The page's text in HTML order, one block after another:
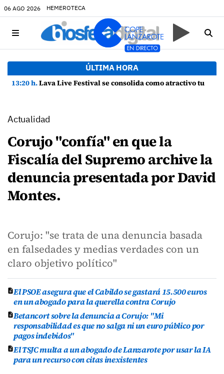
06 AGO 2026 HEMEROTECA
ÚLTIMA HORA
13:20 h.Lava Live Festival se consolida como atractivo turístico y agente dinamizador de la economía de Lanzarote
Actualidad
Corujo "confía" en que la
Fiscalía del Supremo archive la
denuncia presentada por David
Montes.
Corujo: "se trata de una denuncia basada
en falsedades y medias verdades con un
claro objetivo político"
El PSOE asegura que el Cabildo se gastará 15.500 euros
en un abogado para la querella contra Corujo
Betancort sobre la denuncia a Corujo: "Mi
responsabilidad es que no salga ni un euro público por
pagos indebidos"
El TSJC multa a un abogado de Lanzarote por usar la IA
para un recurso con citas inexistentes